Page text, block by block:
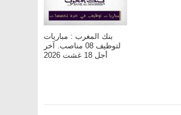
بنك المغرب : مباريات
لتوظيف 08 مناصب. آخر
أجل 18 غشت 2026